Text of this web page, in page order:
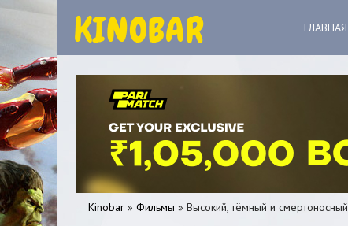
ГЛАВНАЯ
Kinobar » Фильмы » Высокий, тёмный и смертоносный